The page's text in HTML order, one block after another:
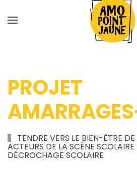
PROJET
TENDRE VERS LE BIEN-ÊTRE DE
ACTEURS DE LA SCÈNE SCOLAIRE
DÉCROCHAGE SCOLAIRE